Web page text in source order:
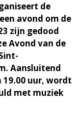
de
avond om de
zijn gedood
Avond van de
Aansluitend
19.00 uur, wordt
met muziek